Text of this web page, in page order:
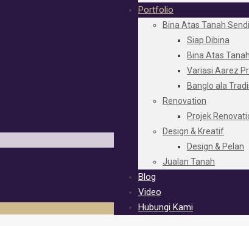
Portfolio
Bina Atas Tanah
Siap Dibina
Bina Atas
Variasi Aarez
Banglo ala
Renovation
Projek
Design & Kreatif
Design & Pelan
Jualan Tanah
Blog
Video
Hubungi Kami